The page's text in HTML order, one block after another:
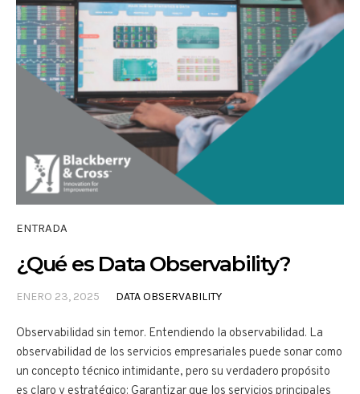
ENTRADA
¿Qué es Data Observability?
ENERO 23, 2025 DATA OBSERVABILITY
Observabilidad sin temor. Entendiendo la observabilidad. La
observabilidad de los servicios empresariales puede sonar como
un concepto técnico intimidante, pero su verdadero propósito